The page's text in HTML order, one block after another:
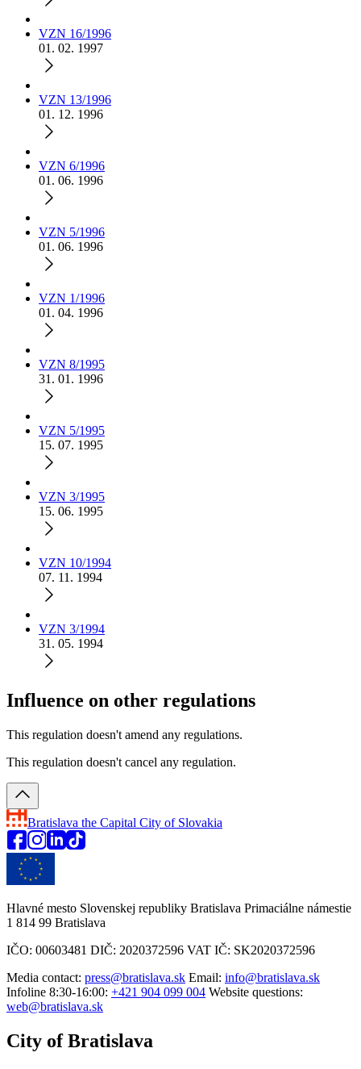
VZN 16/1996
01. 02. 1997
VZN 13/1996
01. 12. 1996
VZN 6/1996
01. 06. 1996
VZN 5/1996
01. 06. 1996
VZN 1/1996
01. 04. 1996
VZN 8/1995
31. 01. 1996
VZN 5/1995
15. 07. 1995
VZN 3/1995
15. 06. 1995
VZN 10/1994
07. 11. 1994
VZN 3/1994
31. 05. 1994
Influence on other regulations
This regulation doesn't amend any regulations.
This regulation doesn't cancel any regulation.
Bratislava the Capital City of Slovakia
Hlavné mesto Slovenskej republiky Bratislava Primaciálne námestie
1 814 99 Bratislava
IČO: 00603481 DIČ: 2020372596 VAT IČ: SK2020372596
Media contact: press@bratislava.sk Email: info@bratislava.sk
Infoline 8:30-16:00: +421 904 099 004 Website questions:
web@bratislava.sk
City of Bratislava